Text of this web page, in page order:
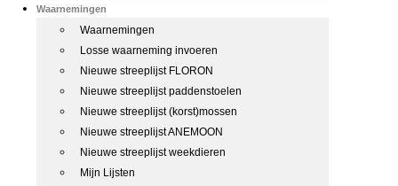
Waarnemingen
Waarnemingen
Losse waarneming invoeren
Nieuwe streeplijst FLORON
Nieuwe streeplijst paddenstoelen
Nieuwe streeplijst (korst)mossen
Nieuwe streeplijst ANEMOON
Nieuwe streeplijst weekdieren
Mijn Lijsten